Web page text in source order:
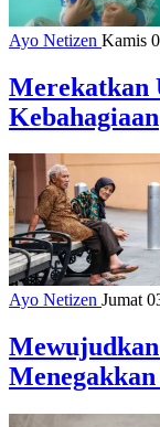
Ayo Netizen Kamis
Merekatkan
Kebahagiaan
Ayo Netizen Jumat
Menegakkan